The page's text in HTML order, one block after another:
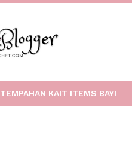
TEMPAHAN KAIT ITEMS BAYI